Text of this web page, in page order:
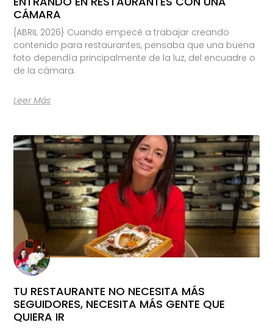
CÁMARA
{ABRIL 2026} Cuando empecé a trabajar creando
contenido para restaurantes, pensaba que una buena
foto dependía principalmente de la luz, del encuadre o
de la cámara.
Leer Más
TU RESTAURANTE NO NECESITA MÁS
SEGUIDORES, NECESITA MÁS GENTE QUE
QUIERA IR